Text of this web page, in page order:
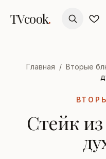
TVcook.
Главная / Вторые
Стейк